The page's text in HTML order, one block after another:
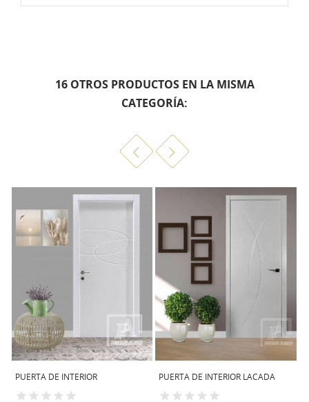
16 OTROS PRODUCTOS EN LA MISMA
CATEGORÍA:
PUERTA DE INTERIOR LACADA PLINTOS PARA PUERTAS